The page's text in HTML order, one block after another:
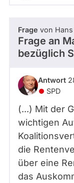
Frage von Hans
Frage an
bezüglich
Antwort
SPD
(...) Mit der
wichtigen
die
über eine
das